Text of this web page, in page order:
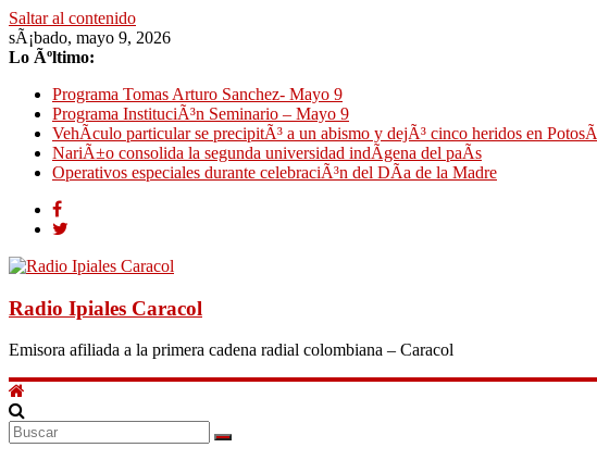
Saltar al contenido
sÃ¡bado, mayo 9, 2026
Lo Ãºltimo:
Programa Tomas Arturo Sanchez- Mayo 9
Programa InstituciÃ³n Seminario – Mayo 9
VehÃ­culo particular se precipitÃ³ a un abismo y dejÃ³ cinco heridos en PotosÃ­
NariÃ±o consolida la segunda universidad indÃ­gena del paÃ­s
Operativos especiales durante celebraciÃ³n del DÃ­a de la Madre
Radio Ipiales Caracol
Emisora afiliada a la primera cadena radial colombiana – Caracol